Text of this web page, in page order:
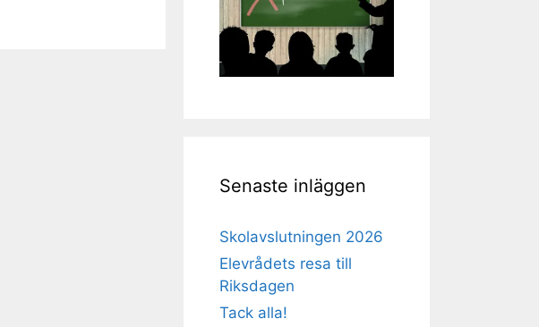
Senaste inläggen
Skolavslutningen 2026
Elevrådets resa till
Riksdagen
Tack alla!